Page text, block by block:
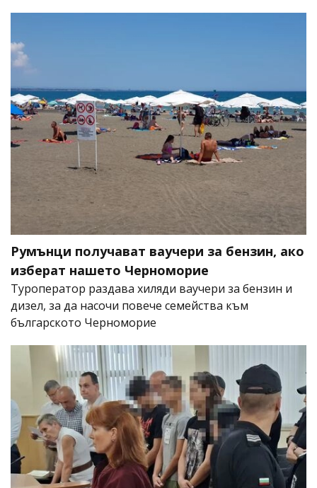
Румънци получават ваучери за бензин, ако
изберат нашето Черноморие
Туроператор раздава хиляди ваучери за бензин и
дизел, за да насочи повече семейства към
българското Черноморие